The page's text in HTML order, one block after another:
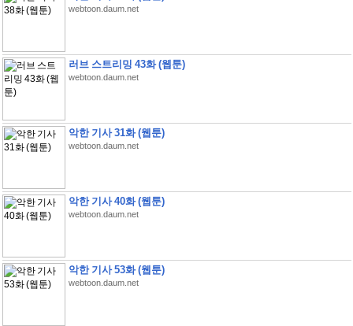
webtoon.daum.net
러브 스트리밍 43화 (웹툰)
webtoon.daum.net
악한 기사 31화 (웹툰)
webtoon.daum.net
악한 기사 40화 (웹툰)
webtoon.daum.net
악한 기사 53화 (웹툰)
webtoon.daum.net